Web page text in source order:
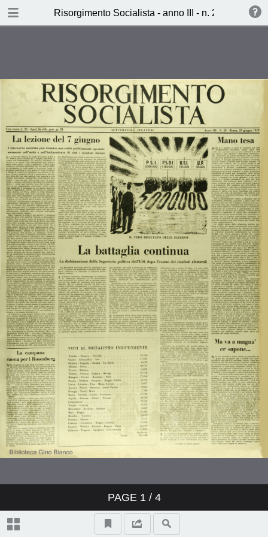
Risorgimento Socialista - anno III - n. 23 - 23
PAGE 1/ 4
TABLE OF CONTENTS
indipendenti (Lucio Libertini)
L’età eroica del movimento operaio
(Alfio Gerace)
Ieri, Oggi, Domani